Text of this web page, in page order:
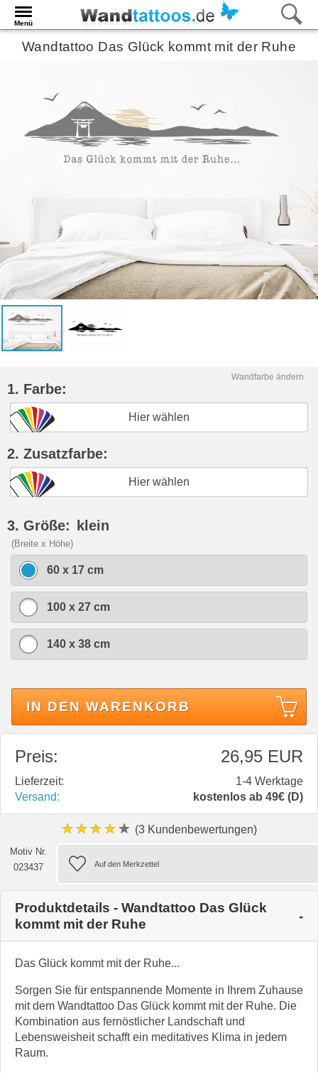
Menü
Wandtattoo Das Glück kommt mit der Ruhe
Wandfarbe ändern
1. Farbe:
Hier wählen
2. Zusatzfarbe:
Hier wählen
3. Größe: klein
(Breite x Höhe)
60 x 17 cm
100 x 27 cm
140 x 38 cm
IN DEN WARENKORB
Preis: 26,95 EUR
Lieferzeit:
1-4 Werktage
Versand:
kostenlos ab 49€ (D)
★★★★★ (3 Kundenbewertungen)
Motiv Nr.
023437
Produktdetails - Wandtattoo Das Glück
kommt mit der Ruhe
Das Glück kommt mit der Ruhe...
Sorgen Sie für entspannende Momente in Ihrem Zuhause
mit dem Wandtattoo Das Glück kommt mit der Ruhe. Die
Kombination aus fernöstlicher Landschaft und
Lebensweisheit schafft ein meditatives Klima in jedem
Raum.